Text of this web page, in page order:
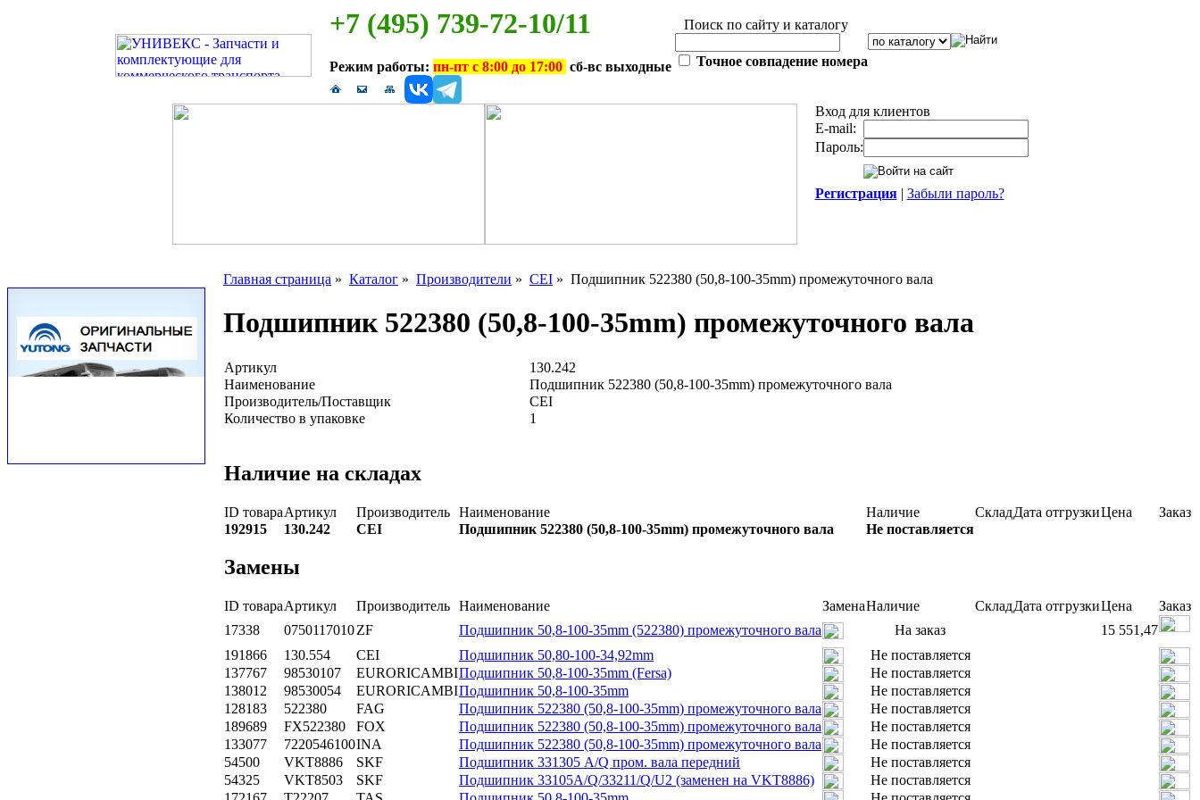
+7 (495) 739-72-10/11
Режим работы: пн-пт с 8:00 до 17:00 сб-вс выходные
Поиск по сайту и каталогу
Точное совпадение номера
Вход для клиентов
E-mail:
Пароль:
Регистрация| Забыли пароль?
Главная страница » Каталог » Производители » CEI » Подшипник 522380 (50,8-100-35mm) промежуточного вала
Подшипник 522380 (50,8-100-35mm) промежуточного вала
Артикул
130.242
Наименование
Подшипник 522380 (50,8-100-35mm) промежуточного вала
Производитель/Поставщик
CEI
Количество в упаковке
1
Наличие на складах
ID товараАртикул Производитель Наименование Наличие СкладДата отгрузкиЦена
Заказ
192915
130.242 CEI Подшипник 522380 (50,8-100-35mm) промежуточного вала Не поставляется
Замены
ID товараАртикул Производитель Наименование ЗаменаНаличие СкладДата отгрузкиЦена
Заказ
17338
0750117010ZF Подшипник 50,8-100-35mm (522380) промежуточного вала На заказ
15 551,47
191866
130.554 CEI Подшипник 50,80-100-34,92mm
Не поставляется
137767
98530107 EURORICAMBIПодшипник 50,8-100-35mm (Fersa)
Не поставляется
138012
98530054 EURORICAMBIПодшипник 50,8-100-35mm
Не поставляется
128183
522380 FAG Подшипник 522380 (50,8-100-35mm) промежуточного вала
Не поставляется
189689
FX522380 FOX Подшипник 522380 (50,8-100-35mm) промежуточного вала
Не поставляется
133077
7220546100INA Подшипник 522380 (50,8-100-35mm) промежуточного вала
Не поставляется
54500
VKT8886 SKF Подшипник 331305 A/Q пром. вала передний
Не поставляется
54325
VKT8503 SKF Подшипник 33105A/Q/33211/Q/U2 (заменен на VKT8886)
Не поставляется